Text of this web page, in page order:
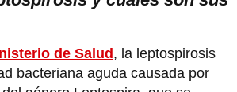
de Salud , la leptospirosis
bacteriana aguda causada por